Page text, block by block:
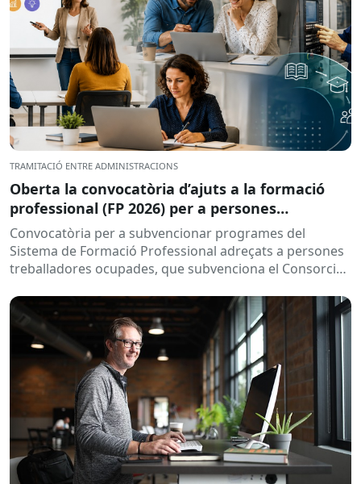
TRAMITACIÓ ENTRE ADMINISTRACIONS
Oberta la convocatòria d’ajuts a la formació
professional (FP 2026) per a persones
treballadores ocupades
Convocatòria per a subvencionar programes del
Sistema de Formació Professional adreçats a persones
treballadores ocupades, que subvenciona el Consorci